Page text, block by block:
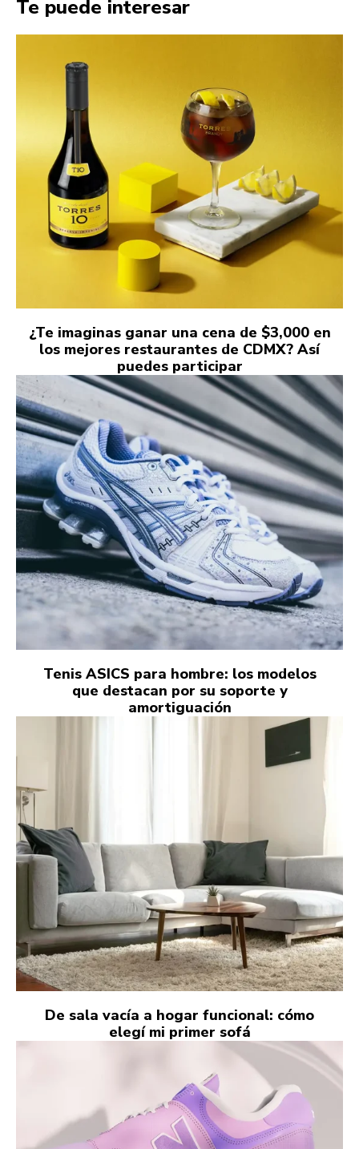
Te puede interesar
¿Te imaginas ganar una cena de $3,000 en
los mejores restaurantes de CDMX? Así
puedes participar
Tenis ASICS para hombre: los modelos
que destacan por su soporte y
amortiguación
De sala vacía a hogar funcional: cómo
elegí mi primer sofá